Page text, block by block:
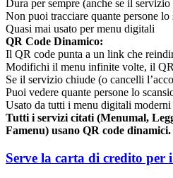
Dura per sempre (anche se il
Non puoi tracciare quante persone lo
Quasi mai usato per menu digitali
QR Code Dinamico:
Il QR code punta a un link che
Modifichi il menu infinite volte, il QR
Se il servizio chiude (o cancelli
Puoi vedere quante persone lo
Usato da tutti i menu digitali moderni
Tutti i servizi citati (Menumal,
Famenu) usano QR code dinamici.
Serve la carta di credito per